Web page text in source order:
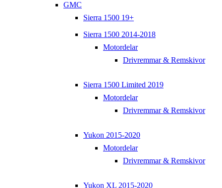
GMC
Sierra 1500 19+
Sierra 1500 2014-2018
Motordelar
Drivremmar & Remskivor
Sierra 1500 Limited 2019
Motordelar
Drivremmar & Remskivor
Yukon 2015-2020
Motordelar
Drivremmar & Remskivor
Yukon XL 2015-2020